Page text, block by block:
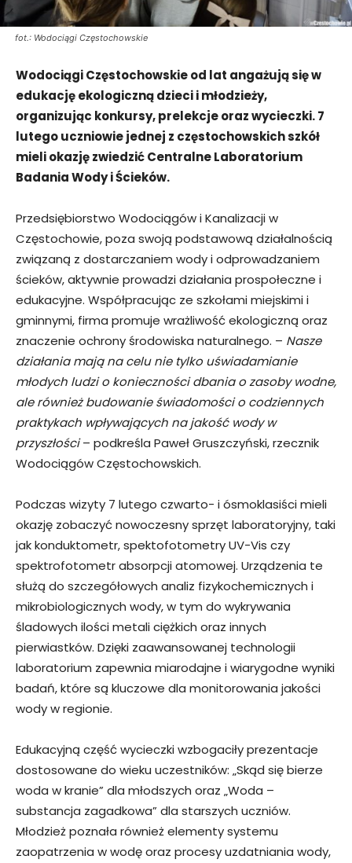
fot.: Wodociągi Częstochowskie
Wodociągi Częstochowskie od lat angażują się w
edukację ekologiczną dzieci i młodzieży,
organizując konkursy, prelekcje oraz wycieczki. 7
lutego uczniowie jednej z częstochowskich szkół
mieli okazję zwiedzić Centralne Laboratorium
Badania Wody i Ścieków.
Przedsiębiorstwo Wodociągów i Kanalizacji w
Częstochowie, poza swoją podstawową działalnością
związaną z dostarczaniem wody i odprowadzaniem
ścieków, aktywnie prowadzi działania prospołeczne i
edukacyjne. Współpracując ze szkołami miejskimi i
gminnymi, firma promuje wrażliwość ekologiczną oraz
znaczenie ochrony środowiska naturalnego. – Nasze
działania mają na celu nie tylko uświadamianie
młodych ludzi o konieczności dbania o zasoby wodne,
ale również budowanie świadomości o codziennych
praktykach wpływających na jakość wody w
przyszłości– podkreśla Paweł Gruszczyński, rzecznik
Wodociągów Częstochowskich.
Podczas wizyty 7 lutego czwarto- i ósmoklasiści mieli
okazję zobaczyć nowoczesny sprzęt laboratoryjny, taki
jak konduktometr, spektofotometry UV-Vis czy
spektrofotometr absorpcji atomowej. Urządzenia te
służą do szczegółowych analiz fizykochemicznych i
mikrobiologicznych wody, w tym do wykrywania
śladowych ilości metali ciężkich oraz innych
pierwiastków. Dzięki zaawansowanej technologii
laboratorium zapewnia miarodajne i wiarygodne wyniki
badań, które są kluczowe dla monitorowania jakości
wody w regionie.
Edukacyjną część wycieczki wzbogaciły prezentacje
dostosowane do wieku uczestników: „Skąd się bierze
woda w kranie” dla młodszych oraz „Woda –
substancja zagadkowa” dla starszych uczniów.
Młodzież poznała również elementy systemu
zaopatrzenia w wodę oraz procesy uzdatniania wody,